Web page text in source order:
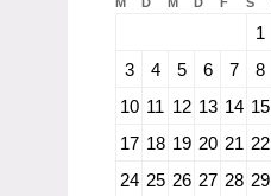
1
3
4 5 6 7 8
10 11 12 13 14 15
17 18 19 20 21 22
24 25 26 27 28 29